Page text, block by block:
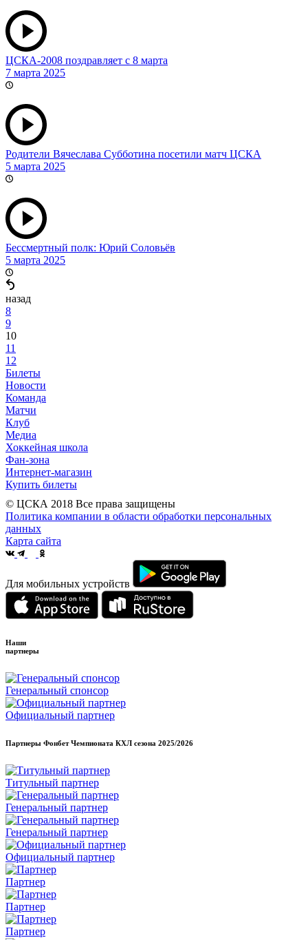
ЦСКА-2008 поздравляет с 8 марта
7 марта 2025
Родители Вячеслава Субботина посетили матч ЦСКА
5 марта 2025
Бессмертный полк: Юрий Соловьёв
5 марта 2025
назад
8
9
10
11
12
Билеты
Новости
Команда
Матчи
Клуб
Медиа
Хоккейная школа
Фан-зона
Интернет-магазин
Купить билеты
© ЦСКА 2018 Все права защищены
Политика компании в области обработки персональных
данных
Карта сайта
Для мобильных устройств
Наши
партнеры
Генеральный спонсор
Официальный партнер
Партнеры Фонбет Чемпионата КХЛ сезона 2025/2026
Титульный партнер
Генеральный партнер
Генеральный партнер
Официальный партнер
Партнер
Партнер
Партнер